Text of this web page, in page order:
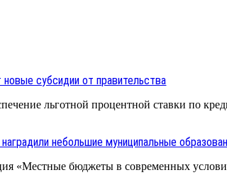
субсидии от правительства
льготной процентной ставки по
небольшие муниципальные
«Местные бюджеты в современных